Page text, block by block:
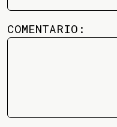
COMENTARIO: